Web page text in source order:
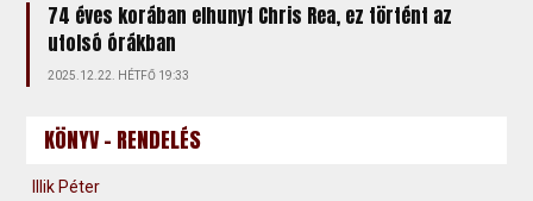
74 éves korában elhunyt Chris Rea, ez történt az
utolsó órákban
2025.12.22. HÉTFŐ 19:33
KÖNYV - RENDELÉS
Illik Péter